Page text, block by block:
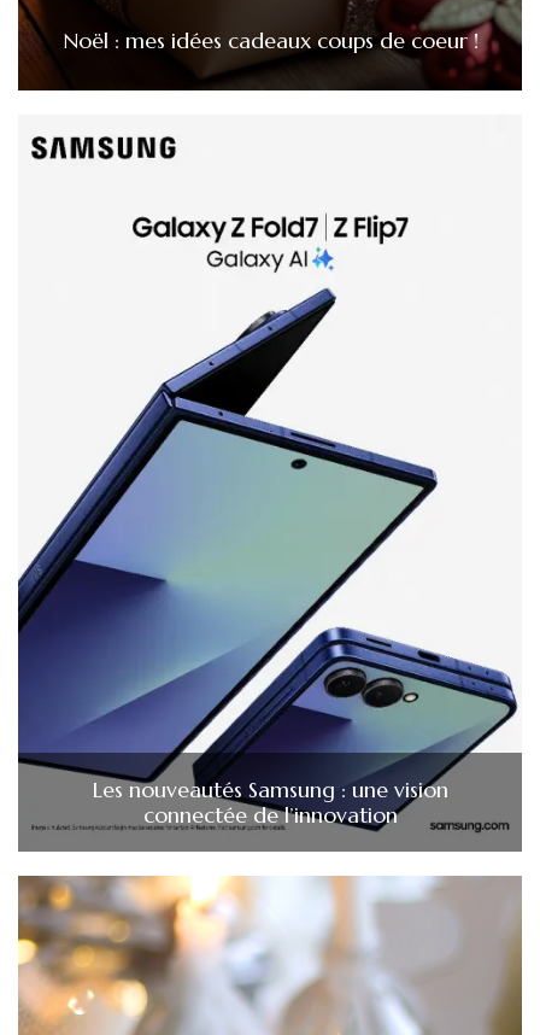
Noël : mes idées cadeaux coups de coeur !
Les nouveautés Samsung : une vision
connectée de l’innovation